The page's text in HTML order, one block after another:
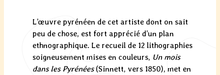
L’œuvre pyrénéen de cet artiste dont on sait
peu de chose, est fort apprécié d’un plan
ethnographique. Le recueil de 12 lithographies
soigneusement mises en couleurs, Un mois
dans les Pyrénées(Sinnett, vers 1850), met en